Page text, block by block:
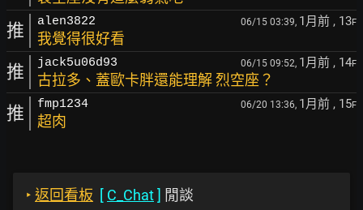
推 alen3822 06/15 03:39, 1月前 , 13F
我覺得很好看
推 jack5u06d93 06/15 09:52, 1月前 , 14F
古拉多、蓋歐卡胖還能理解 烈空座？
推 fmp1234 06/20 13:36, 1月前 , 15F
超肉
‣ 返回看板 [ C_Chat] 閒談